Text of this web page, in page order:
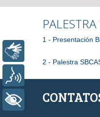
PALESTRA
1 - Presentación
2 - Palestra
+ Acessibilidade